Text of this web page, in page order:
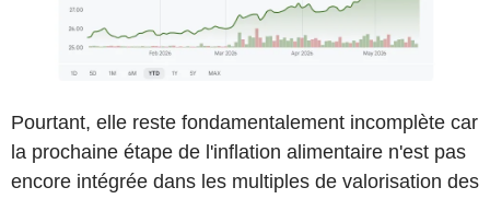
Pourtant, elle reste fondamentalement incomplète car
la prochaine étape de l'inflation alimentaire n'est pas
encore intégrée dans les multiples de valorisation des